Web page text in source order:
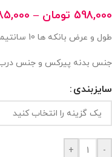
598,000 تومان –
طول و عرض بانکه ها 10 سانتیمتر میباشد.
جنس بدنه پیرکس و جنس درب
سایزبندی
-
+